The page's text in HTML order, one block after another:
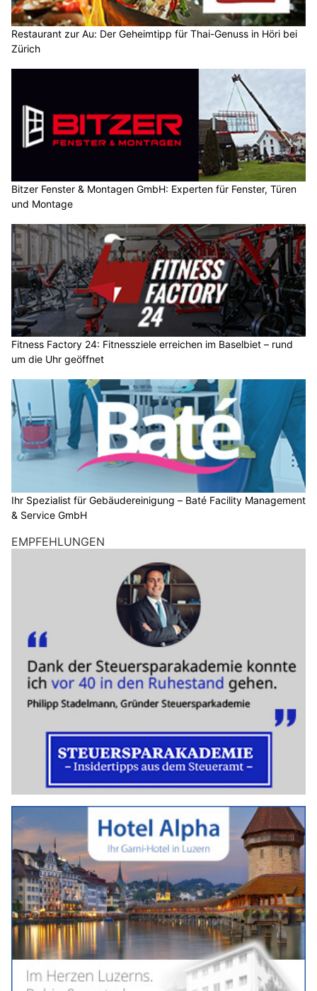
Restaurant zur Au: Der Geheimtipp für Thai-Genuss in Höri bei
Zürich
Bitzer Fenster & Montagen GmbH: Experten für Fenster, Türen
und Montage
Fitness Factory 24: Fitnessziele erreichen im Baselbiet – rund
um die Uhr geöffnet
Ihr Spezialist für Gebäudereinigung – Baté Facility Management
& Service GmbH
EMPFEHLUNGEN